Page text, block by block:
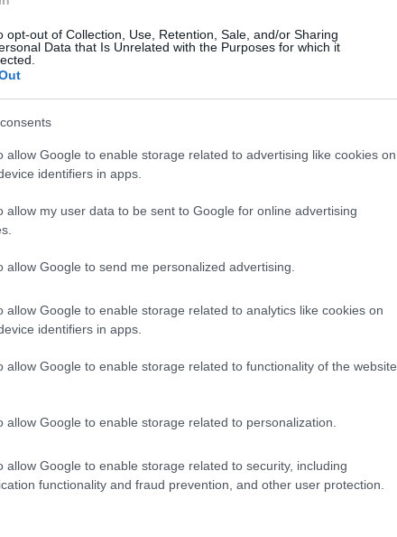
opt-out of Collection, Use, Retention, Sale, and/or Sharing
Data that Is Unrelated with the Purposes for which it
allow Google to enable storage related to advertising like cookies on
identifiers in apps.
allow my user data to be sent to Google for online advertising
allow Google to send me personalized advertising.
allow Google to enable storage related to analytics like cookies on
identifiers in apps.
allow Google to enable storage related to functionality of the website
allow Google to enable storage related to personalization.
allow Google to enable storage related to security, including
functionality and fraud prevention, and other user protection.
2021, 2022, 2023, 2024, 2025
USD. No início de outubro de 2021, o preço será
$ 0,0565, preço mínimo de $ 0,0414 para outubro
de 2021 é $ 0,0489. previsão de preços no final de
de 2021 -2%.
USD. No início de novembro de 2021, o preço
de $ 0,0655, preço mínimo de $ 0,0480 para
de novembro de 2021 é $ 0,0567. previsão de preço
para novembro de 2021 9%.
USD. No início de dezembro de 2021, o preço
de $ 0,0752, preço mínimo de $ 0,0501 para
de dezembro de 2021 é $ 0,0627. previsão de preço
para dezembro de 2021 11%.